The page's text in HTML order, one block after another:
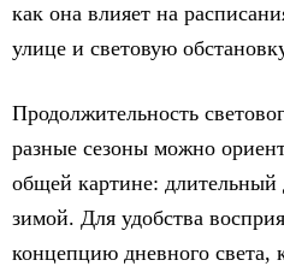
как она влияет на
улице и световую
Продолжительность
разные сезоны можно
общей картине:
зимой. Для удобства
концепцию дневного света,